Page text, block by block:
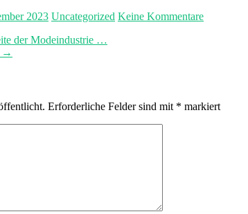
2023 Uncategorized Keine Kommentare
der Modeindustrie …
→
Erforderliche Felder sind mit * markiert